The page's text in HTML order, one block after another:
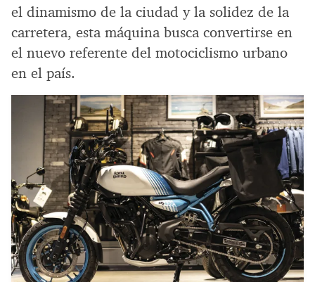
el dinamismo de la ciudad y la solidez de la
carretera, esta máquina busca convertirse en
el nuevo referente del motociclismo urbano
en el país.